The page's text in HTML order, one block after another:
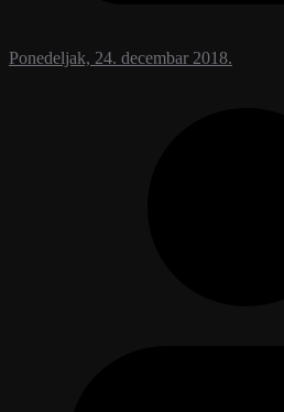
Ponedeljak, 24. decembar 2018.